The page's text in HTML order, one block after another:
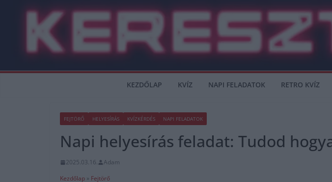
KEZDŐLAP KVÍZ NAPI FELADATOK RETRO KVÍZ
FEJTÖRŐ HELYESÍRÁS KVÍZKÉRDÉS NAPI FELADATOK
Napi helyesírás feladat: Tudod
2025.03.16.
Adam
Kezdőlap » Fejtörő